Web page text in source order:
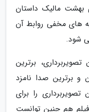
بهشت مالیک داستان
های مخفی روابط آن
شود.
برترین تصویربرداری، برترین
و برترین صدا نامزد
را برای
فیلم هم چنین توانست